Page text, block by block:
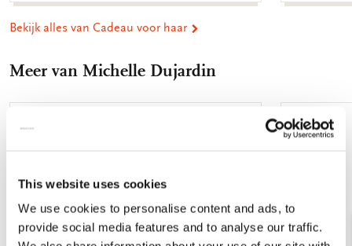
This website uses cookies
We use cookies to personalise content and ads, to
provide social media features and to analyse our traffic.
Bekijk alles van Cadeau voor haar
Meer van Michelle Dujardin
Toevoegen